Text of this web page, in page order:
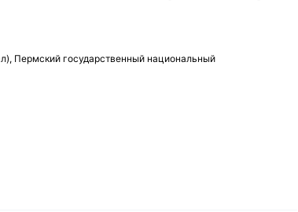
Пермский государственный национальный